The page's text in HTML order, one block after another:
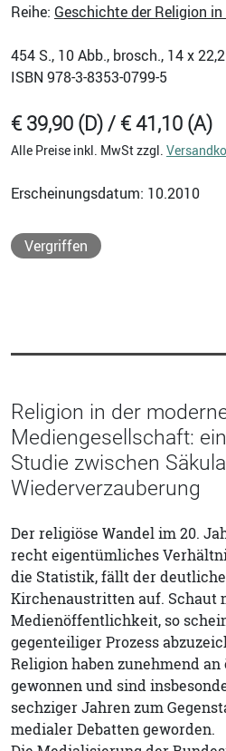
Reihe: Geschichte der Religion in
454 S., 10 Abb., brosch., 14 x
ISBN 978-3-8353-0799-5
€ 39,90 (D) / € 41,10 (A)
Alle Preise inkl. MwSt zzgl.
Erscheinungsdatum: 10.2010
Vergriffen
Religion in der
Mediengesellschaft:
Studie zwischen
Wiederverzauberung
Der religiöse Wandel im 20.
recht eigentümliches
die Statistik, fällt der
Kirchenaustritten auf. Schaut
Medienöffentlichkeit, so
gegenteiliger Prozess
Religion haben zunehmend
gewonnen und sind
sechziger Jahren zum
medialer Debatten geworden.